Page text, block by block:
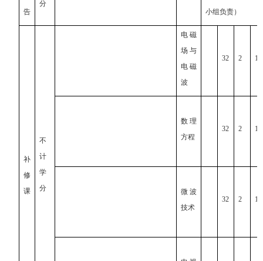
告
分
小组负责）
补
修
课
不
计
学
分
电磁
场与
电磁
波
32 2 1
数理
方程
32 2 1
微波
技术
32 2 1